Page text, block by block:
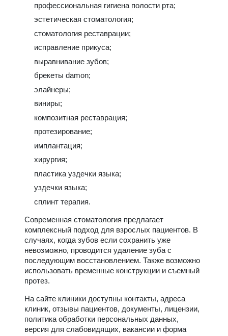
профессиональная гигиена полости рта;
эстетическая стоматология;
стоматология реставрации;
исправление прикуса;
выравнивание зубов;
брекеты damon;
элайнеры;
виниры;
композитная реставрация;
протезирование;
имплантация;
хирургия;
пластика уздечки языка;
уздечки языка;
сплинт терапия.
Современная стоматология предлагает
комплексный подход для взрослых пациентов. В
случаях, когда зубов если сохранить уже
невозможно, проводится удаление зуба с
последующим восстановлением. Также возможно
использовать временные конструкции и съемный
протез.
На сайте клиники доступны контакты, адреса
клиник, отзывы пациентов, документы, лицензии,
политика обработки персональных данных,
версия для слабовидящих, вакансии и форма